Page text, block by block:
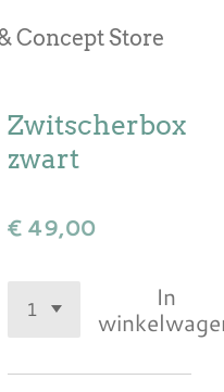
Concept Store
Zwitscherbox
zwart
€ 49,00
In